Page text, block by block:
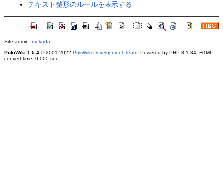
テキスト整形のルールを表示する
Site admin: mokada
PukiWiki 1.5.4© 2001-2022 PukiWiki Development Team. Powered by PHP 8.1.34. HTML
convert time: 0.005 sec.